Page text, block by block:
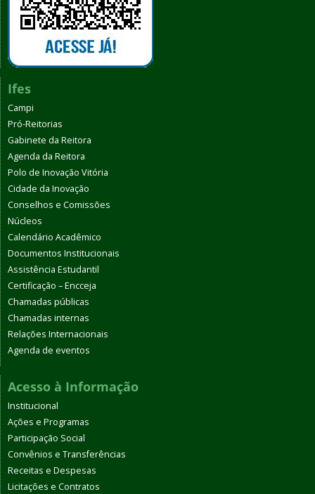
Ifes
Campi
Pró-Reitorias
Gabinete da Reitora
Agenda da Reitora
Polo de Inovação Vitória
Cidade da Inovação
Conselhos e Comissões
Núcleos
Calendário Acadêmico
Documentos Institucionais
Assistência Estudantil
Certificação – Encceja
Chamadas públicas
Chamadas internas
Relações Internacionais
Agenda de eventos
Acesso à Informação
Institucional
Ações e Programas
Participação Social
Convênios e Transferências
Receitas e Despesas
Licitações e Contratos